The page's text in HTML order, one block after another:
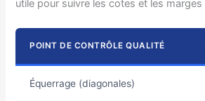
utile pour suivre les cotes et les marges
POINT DE CONTRÔLE QUALITÉ
Équerrage (diagonales)